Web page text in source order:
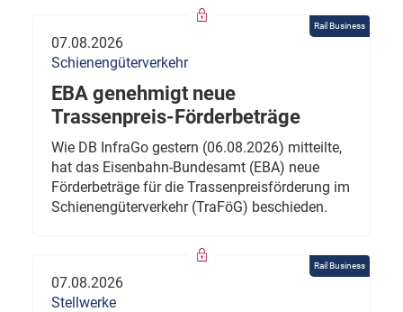
Rail Business
07.08.2026
Schienengüterverkehr
EBA genehmigt neue
Trassenpreis-Förderbeträge
Wie DB InfraGo gestern (06.08.2026) mitteilte,
hat das Eisenbahn-Bundesamt (EBA) neue
Förderbeträge für die Trassenpreisförderung im
Schienengüterverkehr (TraFöG) beschieden.
Rail Business
07.08.2026
Stellwerke